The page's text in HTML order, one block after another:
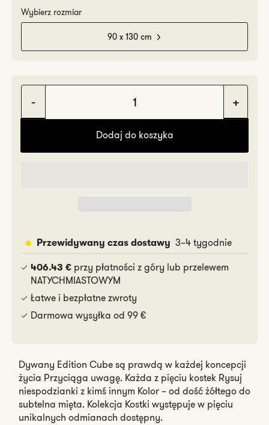
Wybierz rozmiar
90 x 130 cm
Dodaj do koszyka
Cube
Przewidywany czas dostawy 3–4 tygodnie
406.43 € przy płatności z góry lub przelewem
NATYCHMIASTOWYM
Łatwe i bezpłatne zwroty
Darmowa wysyłka od 99 €
Dywany Edition Cube są prawdą w każdej koncepcji
życia Przyciąga uwagę. Każda z pięciu kostek Rysuj
niespodzianki z kimś innym Kolor – od dość żółtego do
subtelna mięta. Kolekcja Kostki występuje w pięciu
unikalnych odmianach dostępny.